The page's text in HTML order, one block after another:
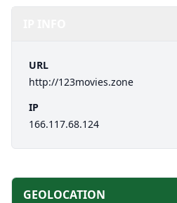
URL
http://123movies.zone
IP
166.117.68.124
GEOLOCATION